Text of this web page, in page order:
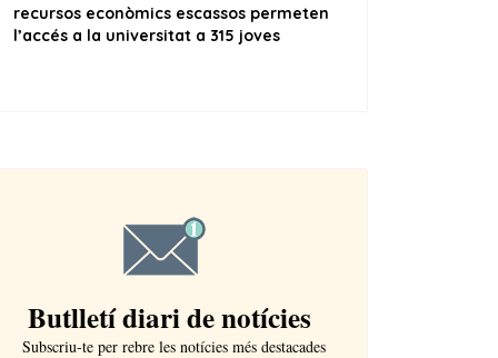
Butlletí diari de notícies
Subscriu-te per rebre les notícies més destacades